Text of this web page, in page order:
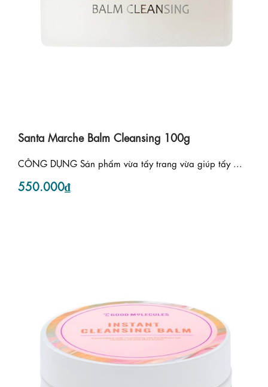
Santa Marche Balm Cleansing 100g
CÔNG DỤNG Sản phẩm vừa tẩy trang vừa giúp tẩy ...
550.000₫